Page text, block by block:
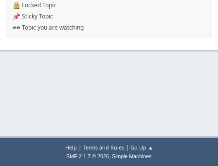
Locked Topic
Sticky Topic
Topic you are watching
Help | Terms and Rules| Go Up ▲
SMF 2.1.7 © 2026, Simple Machines